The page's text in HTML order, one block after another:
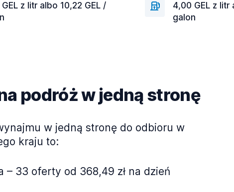
z litr albo 10,22 GEL /
4,00 GEL z litr
galon
podróż w jedną stronę
w jedną stronę do odbioru w
kraju to:
– 33 oferty od 368,49 zł na dzień